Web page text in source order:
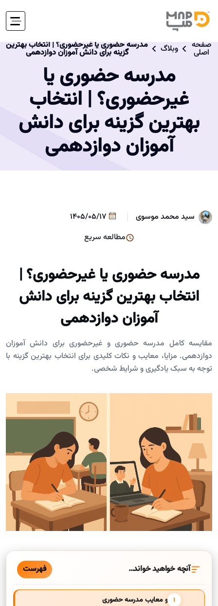
صفحه
اصلی وبلاگ مدرسه حضوری یا غیرحضوری؟ | انتخاب بهترین
گزینه برای دانش آموزان دوازدهمی
مدرسه حضوری یا
غیرحضوری؟ | انتخاب
بهترین گزینه برای دانش
آموزان دوازدهمی
سید محمد موسوی
مطالعه سریع
مدرسه حضوری یا غیرحضوری؟ |
انتخاب بهترین گزینه برای دانش
آموزان دوازدهمی
مقایسه کامل مدرسه حضوری و غیرحضوری برای دانش آموزان
دوازدهمی. مزایا، معایب و نکات کلیدی برای انتخاب بهترین گزینه با
توجه به سبک یادگیری و شرایط شخصی.
آنچه خواهید خواند… فهرست
مزایا و معایب مدرسه حضوری